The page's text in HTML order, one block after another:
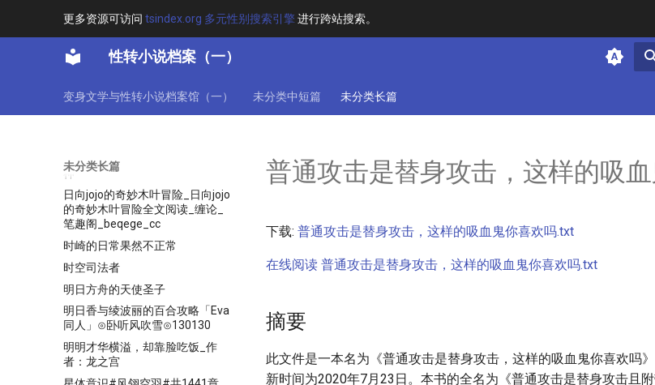
更多资源可访问 tsindex.org 多元性别搜索引擎进行跨站搜索。
性转小说档案（一）
变身文学与性转小说档案馆（一） 未分类中短篇 未分类长篇
未分类长篇
无限之变态
无限之直死
无限之阳神灵乌
无限的存在
无限龙神找不回寂静_作者：呆毛
神
日向jojo的奇妙木叶冒险_日向jojo
的奇妙木叶冒险全文阅读_缠论_
笔趣阁_beqege_cc
时崎的日常果然不正常
时空司法者
明日方舟的天使圣子
明日香与绫波丽的百合攻略「Eva
同人」⊙卧听风吹雪⊙130130
明明才华横溢，却靠脸吃饭_作
者：龙之宫
普通攻击是替身攻击，这样的吸
下载: 普通攻击是替身攻击，这样的吸血鬼你喜欢吗.txt
在线阅读 普通攻击是替身攻击，这样的吸血鬼你喜欢吗.txt
摘要
此文件是一本名为《普通攻击是替身攻击，这样的吸血鬼你喜欢吗
新时间为2020年7月23日。本书的全名为《普通攻击是替身攻击且